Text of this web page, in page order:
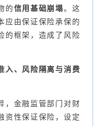
的信用基础崩塌。这
应由保证保险承保的
的框架，造成了风险
入、风险隔离与消费
，金融监管部门对财
资性保证保险，设定